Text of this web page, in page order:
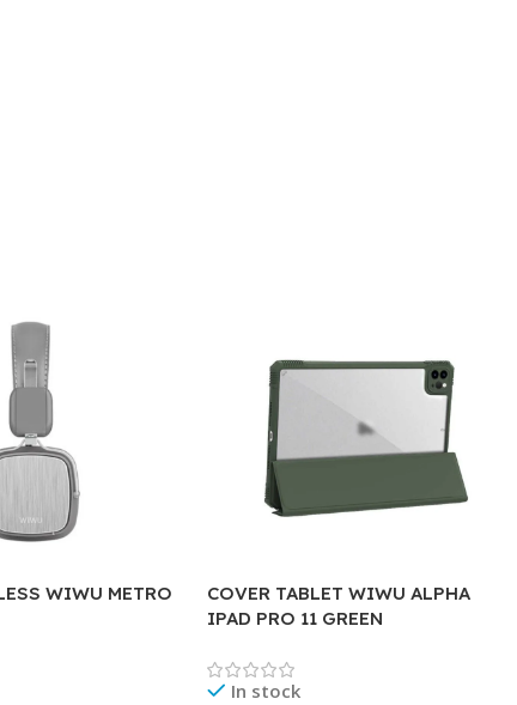
WIWU METRO
COVER TABLET WIWU ALPHA
IPAD PRO 11 GREEN
In stock